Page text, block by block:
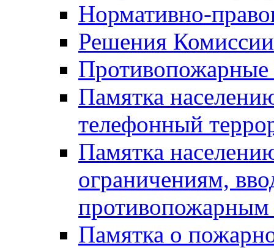
Нормативно-
Решения
Противопожарные
Памятка
телефонный
Памятка
ограничениям,
Памятка о